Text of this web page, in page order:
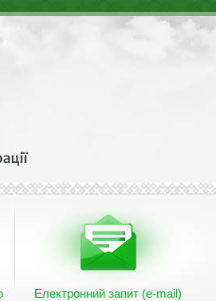
Електронний запит (e-mail)